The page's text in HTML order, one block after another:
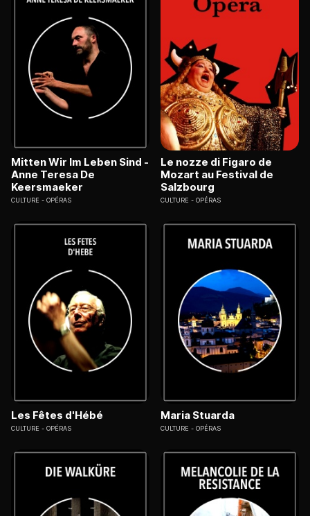
Mitten Wir Im Leben Sind -
Anne Teresa De
Keersmaeker
CULTURE OPÉRAS
Le nozze di Figaro de
Mozart au Festival de
Salzbourg
CULTURE OPÉRAS
Les Fêtes d'Hébé
CULTURE OPÉRAS
Maria Stuarda
CULTURE OPÉRAS